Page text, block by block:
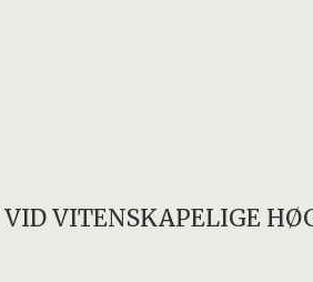
VID VITENSKAPELIGE